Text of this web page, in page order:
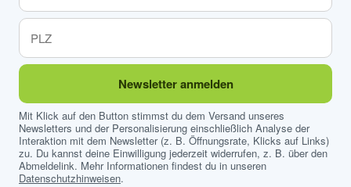
Newsletter anmelden
Mit Klick auf den Button stimmst du dem Versand unseres
Newsletters und der Personalisierung einschließlich Analyse der
Interaktion mit dem Newsletter (z. B. Öffnungsrate, Klicks auf Links)
zu. Du kannst deine Einwilligung jederzeit widerrufen, z. B. über den
Abmeldelink. Mehr Informationen findest du in unseren
Datenschutzhinweisen.